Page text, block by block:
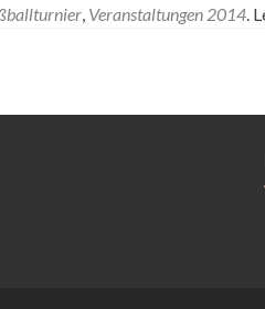
, Veranstaltungen 2014.